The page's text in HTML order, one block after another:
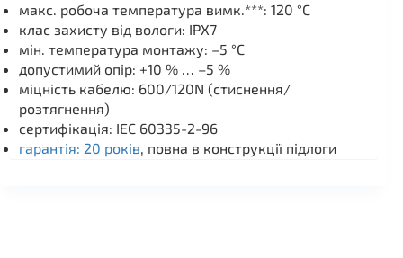
макс. робоча температура вимк.***: 120 °C
клас захисту від вологи: IPX7
мін. температура монтажу: –5 °C
допустимий опір: +10 % … –5 %
міцність кабелю: 600/120N (стиснення/
розтягнення)
сертифікація: IEC 60335-2-96
гарантія: 20 років, повна в конструкції підлоги